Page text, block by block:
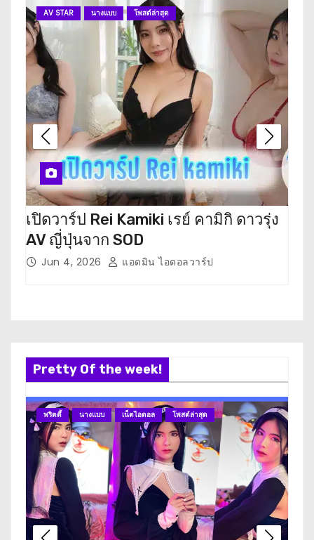
AV STAR นางแบบ โพสต์ล่าสุด
เปิดวาร์ป Rei Kamiki เรย์ คามิกิ ดาวรุ่ง
AV ญี่ปุ่นจาก SOD
Jun 4, 2026 แอดมิน ไอดอลวาร์ป
Pretty Of the week!
พริตตี้ นางแบบ เน็ตไอดอล โพสต์ล่าสุด